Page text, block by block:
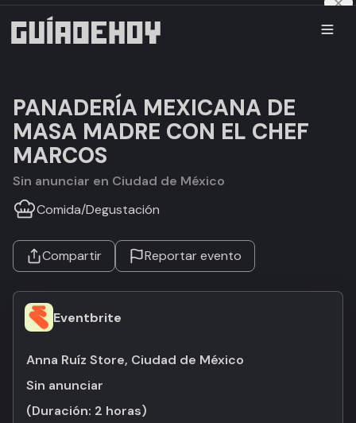
PANADERÍA MEXICANA DE
MASA MADRE CON EL CHEF
MARCOS
Sin anunciar en Ciudad de México
Comida/Degustación
Compartir Reportar evento
Eventbrite
Anna Ruíz Store, Ciudad de México
Sin anunciar
(Duración: 2 horas)